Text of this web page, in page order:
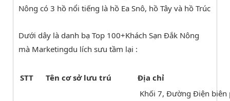
Nông có 3 hồ nổi tiếng là hồ Ea Snô, hồ Tây và hồ Trúc
Dưới dây là danh bạ Top 100+Khách Sạn Đắk Nông
mà Marketingdu lích sưu tầm lại :
STT Tên cơ sở lưu trú Địa chỉ
Khối 7, Đường Điện biên